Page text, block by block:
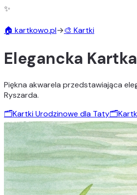
✨
🏠 kartkowo.pl→🎨 Kartki
Elegancka
Piękna akwarela przedstawiająca
Ryszarda.
🗂️Kartki Urodzinowe dla Taty🗂️